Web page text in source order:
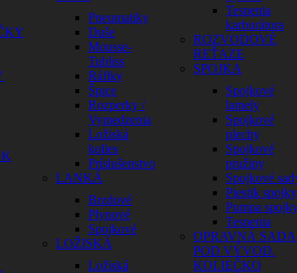
Pneumatiky
Duše
Mousse-
Tubliss
Ráfiky
Špice
Rozperky /
Vymedzenia
Ložiská
kolies
Príslušenstvo
LANKÁ
Brzdové
Plynové
Spojkové
LOŽISKÁ
Ložiská
Tesnenia
karburátora
ROZVODOVÉ
REŤAZE
SPOJKA
Spojkové
lamely
Spojkové
plechy
Spojkové
pružiny
Spojkové
Piestik spojky
Pumpa
Tesnenia
OPRAVNÁ SADA
POD VÝVOD.
KOLIEČKO